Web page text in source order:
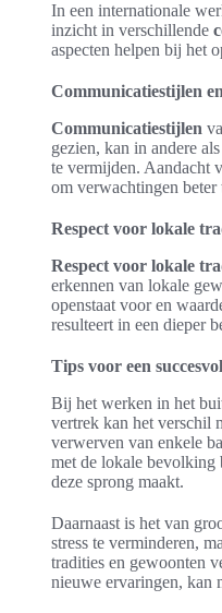
In een internationale
inzicht in verschillende
aspecten helpen bij het
Communicatiestijlen
Communicatiestijlen
gezien, kan in andere
te vermijden. Aandacht
om verwachtingen beter
Respect voor lokale
Respect voor lokale
erkennen van lokale
openstaat voor en
resulteert in een dieper
Tips voor een
Bij het werken in het
vertrek kan het verschil
verwerven van enkele
met de lokale bevolking
deze sprong maakt.
Daarnaast is het van
stress te verminderen,
tradities en gewoonten
nieuwe ervaringen, kan